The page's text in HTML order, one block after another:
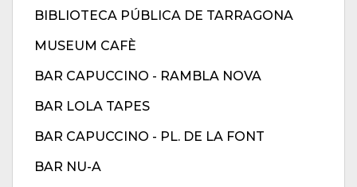
BIBLIOTECA PÚBLICA DE TARRAGONA
MUSEUM CAFÈ
BAR CAPUCCINO - RAMBLA NOVA
BAR LOLA TAPES
BAR CAPUCCINO - PL. DE LA FONT
BAR NU-A